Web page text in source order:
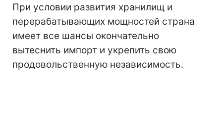
При условии развития хранилищ и
перерабатывающих мощностей страна
имеет все шансы окончательно
вытеснить импорт и укрепить свою
продовольственную независимость.